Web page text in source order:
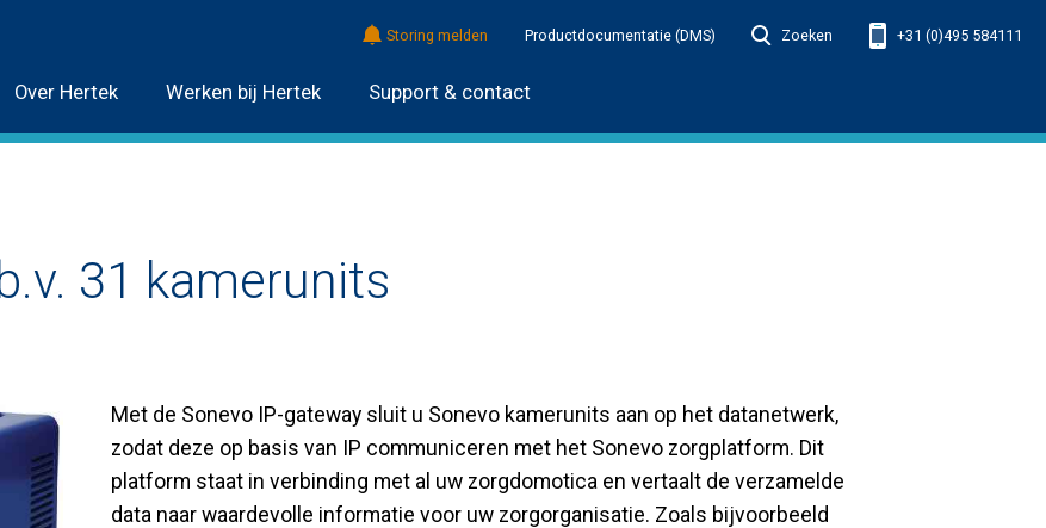
Over Hertek Werken bij Hertek Support & contact
Storing melden Productdocumentatie (DMS) Zoeken +31 (0)495 584111
31 kamerunits
Met de Sonevo IP-gateway sluit u Sonevo kamerunits aan op het datanetwerk,
zodat deze op basis van IP communiceren met het Sonevo zorgplatform. Dit
platform staat in verbinding met al uw zorgdomotica en vertaalt de verzamelde
data naar waardevolle informatie voor uw zorgorganisatie. Zoals bijvoorbeeld